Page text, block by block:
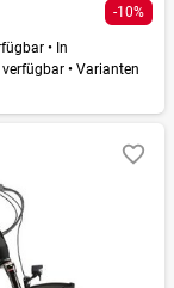
-10%
• In
• Varianten